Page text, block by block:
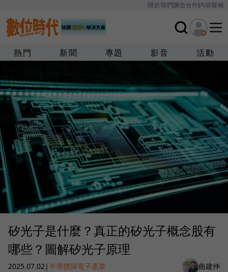
關於我們廣告合作內容授權
熱門 新聞 專題 影音 活動
矽光子是什麼？真正的矽光子概念股有
哪些？圖解矽光子原理
2025.07.02|半導體與電子產業 曲建仲